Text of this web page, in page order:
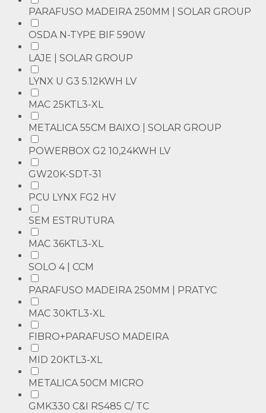
PARAFUSO MADEIRA 250MM | SOLAR GROUP
OSDA N-TYPE BIF 590W
LAJE | SOLAR GROUP
LYNX U G3 5.12KWH LV
MAC 25KTL3-XL
METALICA 55CM BAIXO | SOLAR GROUP
POWERBOX G2 10,24KWH LV
GW20K-SDT-31
PCU LYNX FG2 HV
SEM ESTRUTURA
MAC 36KTL3-XL
SOLO 4 | CCM
PARAFUSO MADEIRA 250MM | PRATYC
MAC 30KTL3-XL
FIBRO+PARAFUSO MADEIRA
MID 20KTL3-XL
METALICA 50CM MICRO
GMK330 C&I RS485 C/ TC